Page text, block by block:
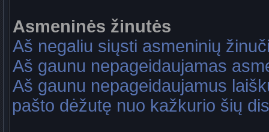
Asmeninės žinutės
Aš negaliu siųsti asmeninių
Aš gaunu nepageidaujamas
Aš gaunu nepageidaujamus
pašto dėžutę nuo kažkurio šių